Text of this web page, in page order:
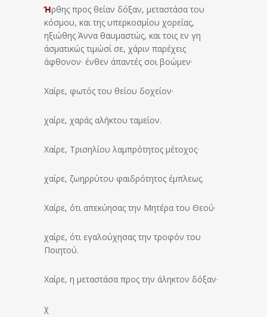
Ήρθης προς θείαν δόξαν, μεταστάσα του
κόσμου, και της υπερκοσμίου χορείας,
ηξιώθης Άννα θαυμαστώς, και τοις εν γη
άσματικώς τιμώσί σε, χάριν παρέχεις
άφθονον· ένθεν άπαντές σοι βοώμεν·
Χαίρε, φωτός του θείου δοχείον·
χαίρε, χαράς αλήκτου ταμείον.
Χαίρε, Τρισηλίου λαμπρότητος μέτοχος·
χαίρε, ζωηρρύτου φαιδρότητος έμπλεως.
Χαίρε, ότι απεκύησας την Μητέρα του Θεού·
χαίρε, ότι εγαλούχησας την τροφόν του
Ποιητού.
Χαίρε, η μεταστάσα προς την άληκτον δόξαν·
χ